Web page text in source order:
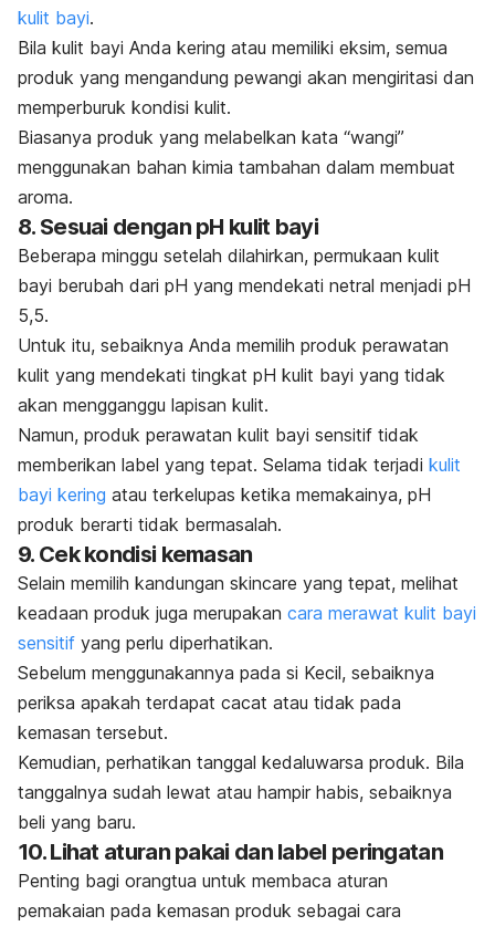
kulit bayi.
Bila kulit bayi Anda kering atau memiliki eksim, semua
produk yang mengandung pewangi akan mengiritasi dan
memperburuk kondisi kulit.
Biasanya produk yang melabelkan kata “wangi”
menggunakan bahan kimia tambahan dalam membuat
aroma.
8. Sesuai dengan pH kulit bayi
Beberapa minggu setelah dilahirkan, permukaan kulit
bayi berubah dari pH yang mendekati netral menjadi pH
5,5.
Untuk itu, sebaiknya Anda memilih produk perawatan
kulit yang mendekati tingkat pH kulit bayi yang tidak
akan mengganggu lapisan kulit.
Namun, produk perawatan kulit bayi sensitif tidak
memberikan label yang tepat. Selama tidak terjadi kulit
bayi kering atau terkelupas ketika memakainya, pH
produk berarti tidak bermasalah.
9. Cek kondisi kemasan
Selain memilih kandungan skincare yang tepat, melihat
keadaan produk juga merupakan cara merawat kulit bayi
sensitif yang perlu diperhatikan.
Sebelum menggunakannya pada si Kecil, sebaiknya
periksa apakah terdapat cacat atau tidak pada
kemasan tersebut.
Kemudian, perhatikan tanggal kedaluwarsa produk. Bila
tanggalnya sudah lewat atau hampir habis, sebaiknya
beli yang baru.
10. Lihat aturan pakai dan label peringatan
Penting bagi orangtua untuk membaca aturan
pemakaian pada kemasan produk sebagai cara